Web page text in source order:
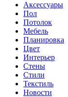
Аксессуары
Пол
Потолок
Мебель
Планировка
Цвет
Интерьер
Стены
Стили
Текстиль
Новости